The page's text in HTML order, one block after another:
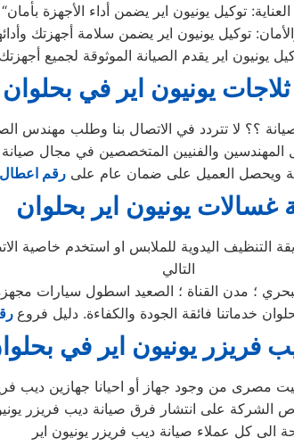
يونيون اير يقدم الصيانة الموثوقة لجميع
يونيون اير في بحلوان
؟؟ لا تتردد في الاتصال بنا وطلب مهندس
والفنيين المتخصصين في مجال صيانة
ويحصل العميل على ضمان عام على رقم اعطال
غسالات يونيون اير بحلوان
اليدوية للملابس او استخدم خاصية
التالي
؛ مدن القناة ؛ الصعيد اسطول سيارات
خدماتنا فائقة الجودة والكفاءة. دليل فروع
فريزر يونيون اير في
مصرى من وجود جهاز أو احيانا جهازين ديب
الشركة على انتشار فرق صيانة ديب فريزر